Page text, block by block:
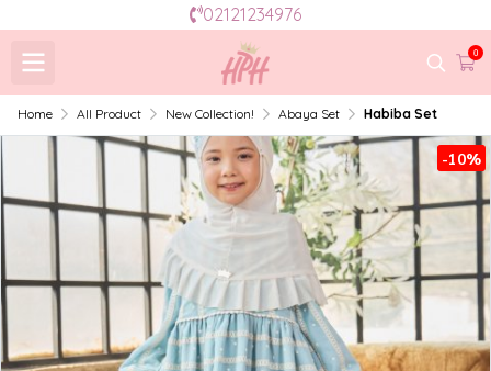
02121234976
0
Home All Product New Collection! Abaya Set Habiba Set
-10%